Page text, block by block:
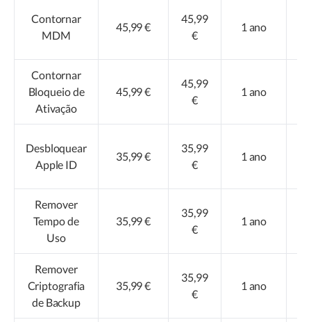
Contornar
MDM
45,99 €
45,99
€
1 ano
Contornar
Bloqueio de
Ativação
45,99 €
45,99
€
1 ano
Desbloquear
Apple ID
35,99 €
35,99
€
1 ano
Remover
Tempo de
Uso
35,99 €
35,99
€
1 ano
Remover
Criptografia
de Backup
35,99 €
35,99
€
1 ano